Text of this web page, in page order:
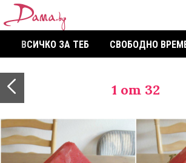
ВСИЧКО ЗА ТЕБ СВОБОДНО
1 от 32